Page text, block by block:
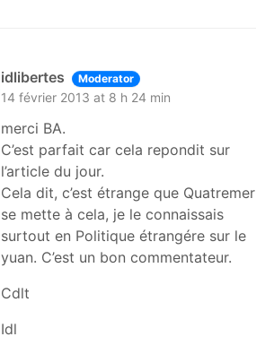
idlibertes Moderator
14 février 2013 at 8 h 24 min
merci BA.
C’est parfait car cela repondit sur
l’article du jour.
Cela dit, c’est étrange que Quatremer
se mette à cela, je le connaissais
surtout en Politique étrangére sur le
yuan. C’est un bon commentateur.
Cdlt
Idl